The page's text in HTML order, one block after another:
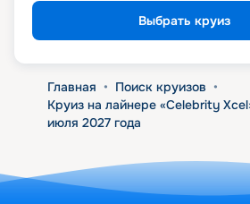
Выбрать круиз
Главная • Поиск круизов •
Круиз на лайнере «Celebrity
июля 2027 года